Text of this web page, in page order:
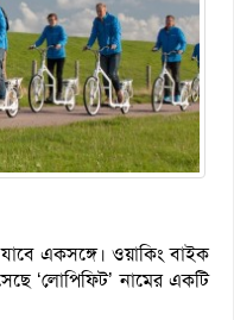
একসঙ্গে। ওয়াকিং বাইক
‘লোপিফিট’ নামের একটি